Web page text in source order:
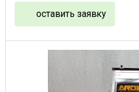
оставить заявку